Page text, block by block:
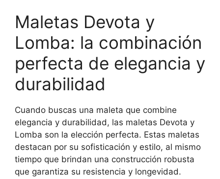
Maletas Devota y
Lomba: la combinación
perfecta de elegancia y
durabilidad
Cuando buscas una maleta que combine
elegancia y durabilidad, las maletas Devota y
Lomba son la elección perfecta. Estas maletas
destacan por su sofisticación y estilo, al mismo
tiempo que brindan una construcción robusta
que garantiza su resistencia y longevidad.